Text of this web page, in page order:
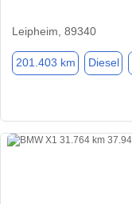
Leipheim, 89340
201.403 km Diesel